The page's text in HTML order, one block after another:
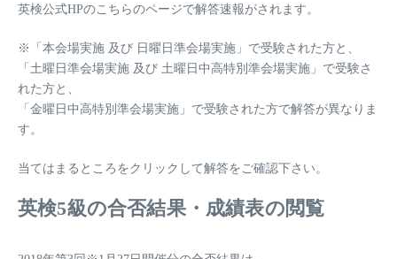
英検公式HPのこちらのページで解答速報がされます。
※「本会場実施 及び 日曜日準会場実施」で受験された方と、
「土曜日準会場実施 及び 土曜日中高特別準会場実施」で受験さ
れた方と、
「金曜日中高特別準会場実施」で受験された方で解答が異なりま
す。
当てはまるところをクリックして解答をご確認下さい。
英検5級の合否結果・成績表の閲覧